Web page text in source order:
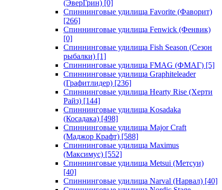
(ЭверГрин) [0]
Спиннинговые удилища Favorite (Фаворит)
[266]
Спиннинговые удилища Fenwick (Фенвик)
[0]
Спиннинговые удилища Fish Season (Сезон
рыбалки) [1]
Спиннинговые удилища FMAG (ФМАГ) [5]
Спиннинговые удилища Graphiteleader
(Графитлидер) [236]
Спиннинговые удилища Hearty Rise (Херти
Райз) [144]
Спиннинговые удилища Kosadaka
(Косадака) [498]
Спиннинговые удилища Major Craft
(Маджор Крафт) [588]
Спиннинговые удилища Maximus
(Максимус) [552]
Спиннинговые удилища Metsui (Метсуи)
[40]
Спиннинговые удилища Narval (Нарвал) [40]